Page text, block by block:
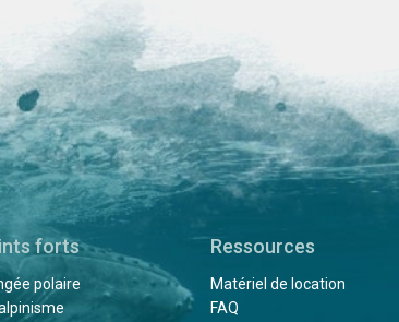
forts
polaire
Ressources
Matériel de location
FAQ